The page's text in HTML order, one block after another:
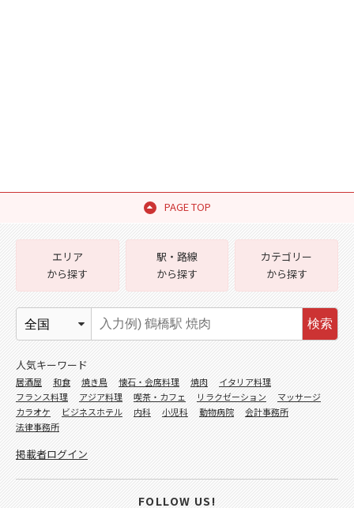
PAGE TOP
エリア
から探す
駅・路線
から探す
カテゴリー
から探す
検索
人気キーワード
居酒屋 和食 焼き鳥 懐石・会席料理 焼肉
イタリア料理
フランス料理
アジア料理 喫茶・カフェ リラクゼーション
マッサージ
カラオケ
ビジネスホテル 内科 小児科 動物病院
会計事務所
法律事務所
掲載者ログイン
FOLLOW US!